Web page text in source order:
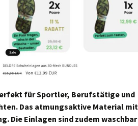
für Sportler, Berufstätige und
Das atmungsaktive Material mit
Die Einlagen sind zudem waschbar